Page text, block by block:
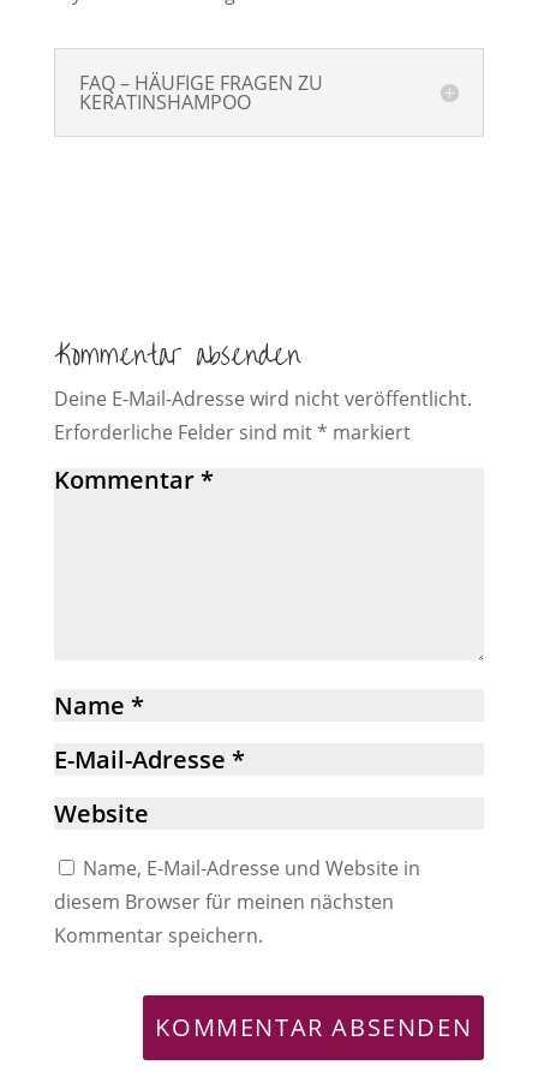
FAQ – HÄUFIGE FRAGEN ZU
KERATINSHAMPOO
Kommentar absenden
Deine E-Mail-Adresse wird nicht veröffentlicht.
Erforderliche Felder sind mit* markiert
Name, E-Mail-Adresse und Website in
diesem Browser für meinen nächsten
Kommentar speichern.